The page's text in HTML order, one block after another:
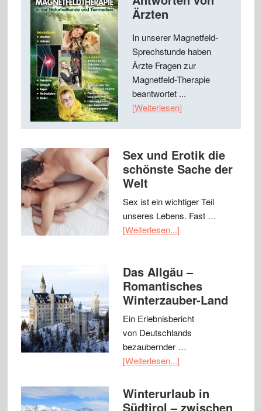
Ärzten
In unserer Magnetfeld-
Sprechstunde haben
Ärzte Fragen zur
Magnetfeld-Therapie
beantwortet ...
[Weiterlesen]
Sex und Erotik die
schönste Sache der
Welt
Sex ist ein wichtiger Teil
unseres Lebens. Fast …
[Weiterlesen...]
Das Allgäu –
Romantisches
Winterzauber-Land
Ein Erlebnisbericht
von Deutschlands
bezaubernder …
[Weiterlesen...]
Winterurlaub in
Südtirol – zwischen